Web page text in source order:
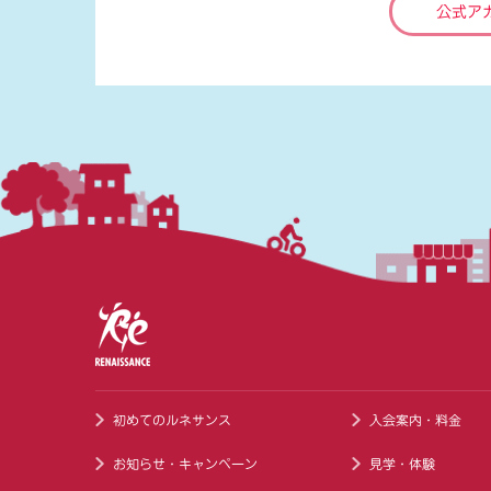
公式ア
初めてのルネサンス
お知らせ・キャンペーン
入会案内・料金
見学・体験